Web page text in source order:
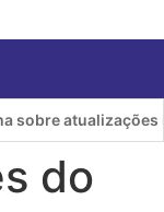
sobre atualizações
do